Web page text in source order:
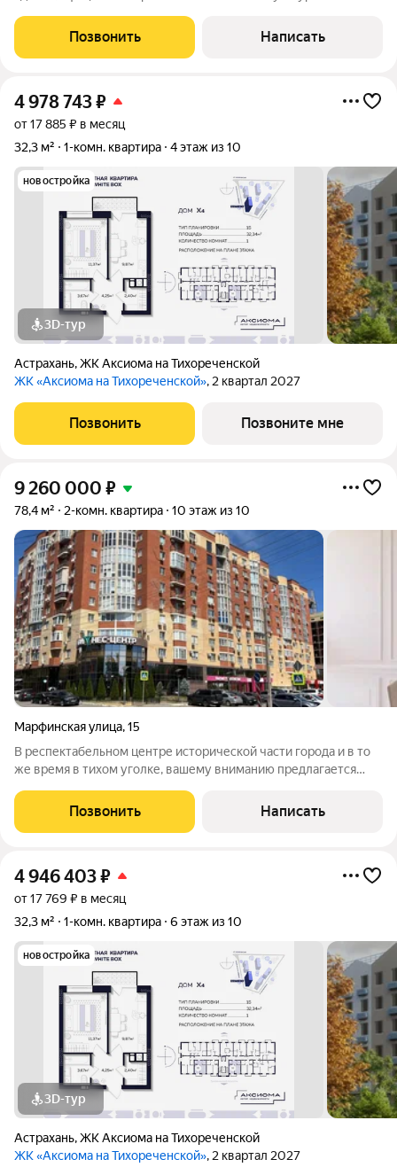
купеческой архитектуры с элегантным декоративным
оформлением в стиле модерн, которое
Позвонить Написать
4 978 743₽
от 17 885 ₽ в месяц
32,3 м²
1-комн. квартира 4 этаж из 10
новостройка
3D-тур
Астрахань,ЖК Аксиома на Тихореченской
ЖК «Аксиома на Тихореченской», 2 квартал 2027
Позвонить Позвоните мне
9 260 000 ₽
78,4 м² 2-комн. квартира 10 этаж из 10
Марфинская улица,15
В респектабельном центре исторической части города и в то
же время в тихом уголке, вашему вниманию предлагается
на город. Вид из квартиры на обе стороны. Дом красавец. Двор
тихий с достаточным
Позвонить Написать
4 946 403₽
от 17 769 ₽ в месяц
32,3 м²
1-комн. квартира 6 этаж из 10
новостройка
3D-тур
Астрахань,ЖК Аксиома на Тихореченской
ЖК «Аксиома на Тихореченской», 2 квартал 2027